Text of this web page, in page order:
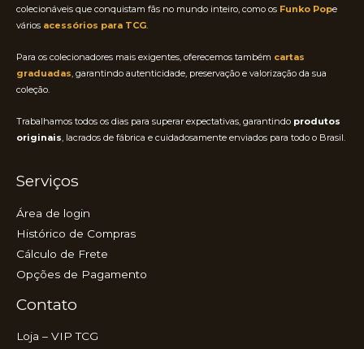
colecionáveis que conquistam fãs no mundo inteiro, como os Funko Pope
vários acessórios para TCG
Para os colecionadores mais exigentes, oferecemos também cartas
graduadas, garantindo autenticidade, preservação e valorização da sua
coleção.
Trabalhamos todos os dias para superar expectativas, garantindo produtos
originais, lacrados de fábrica e cuidadosamente enviados para todo o Brasil.
Serviços
Área de login
Histórico de Compras
Cálculo de Frete
Opções de Pagamento
Contato
Loja – VIP TCG